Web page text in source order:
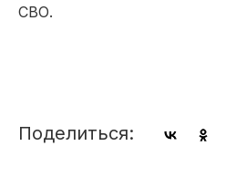
СВО.
Поделиться: